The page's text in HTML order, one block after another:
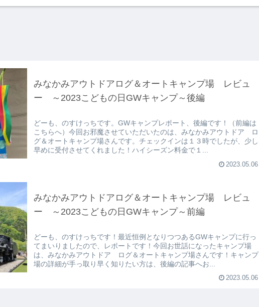
みなかみアウトドアログ＆オートキャンプ場 レビュ
ー ～2023こどもの日GWキャンプ～後編
どーも、のすけっちです。GWキャンプレポート、後編です！（前編は
こちらへ）今回お邪魔させていただいたのは、みなかみアウトドア ロ
グ＆オートキャンプ場さんです。チェックインは１３時でしたが、少し
早めに受付させてくれました！ハイシーズン料金で１...
2023.05.06
みなかみアウトドアログ＆オートキャンプ場 レビュ
ー ～2023こどもの日GWキャンプ～前編
どーも、のすけっちです！最近恒例となりつつあるGWキャンプに行っ
てまいりましたので、レポートです！今回お世話になったキャンプ場
は、みなかみアウトドア ログ＆オートキャンプ場さんです！キャンプ
場の詳細が手っ取り早く知りたい方は、後編の記事へお...
2023.05.06